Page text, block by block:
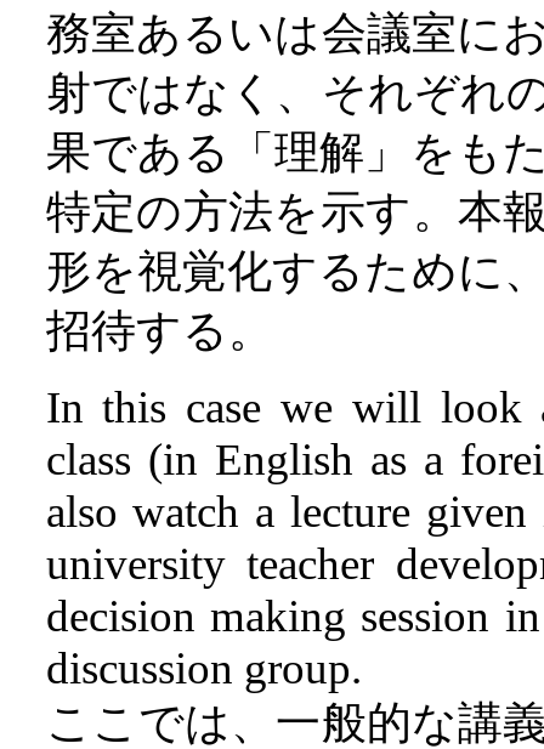
務室あるいは会議室に
射ではなく、それぞれ
果である「理解」をも
特定の方法を示す。本
形を視覚化するために
招待する。
In this case we will look
class (in English as a
also watch a lecture
university teacher
decision making session
discussion group.
ここでは、一般的な講